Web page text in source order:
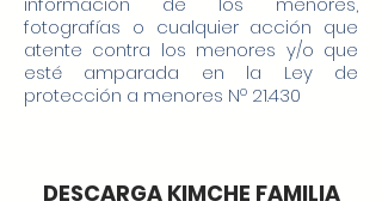
fotografías o cualquier acción que
atente contra los menores y/o que
esté amparada en la Ley de
protección a menores Nº 21.430
DESCARGA KIMCHE FAMILIA